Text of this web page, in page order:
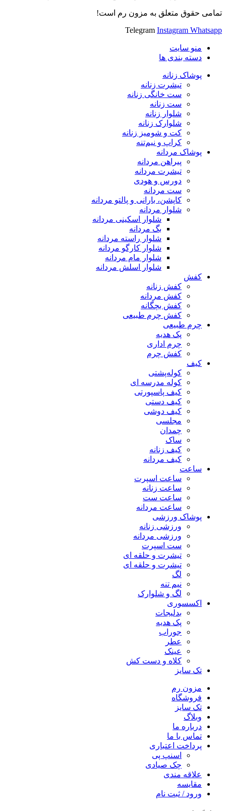
تمامی حقوق متعلق به مزون رم است!
Telegram Instagram Whatsapp
منو سایت
دسته بندی ها
پوشاک زنانه
تیشرت زنانه
ست خانگی زنانه
ست زنانه
شلوار زنانه
شلوارک زنانه
کت و شومیز زنانه
کراپ و نیم‌تنه
پوشاک مردانه
پیراهن مردانه
تیشرت مردانه
دورس و هودی
ست مردانه
کاپشن، بارانی و پالتو مردانه
شلوار مردانه
شلوار اسکینی مردانه
بگ مردانه
شلوار راسته مردانه
شلوار کارگو مردانه
شلوار مام مردانه
شلوار اسلش مردانه
کفش
کفش زنانه
کفش مردانه
کفش بچگانه
کفش چرم طبیعی
چرم طبیعی
پک هدیه
چرم اداری
کفش چرم
کیف
کوله‌پشتی
کوله مدرسه ای
کیف پاسپورتی
کیف دستی
کیف دوشی
مجلسی
چمدان
ساک
کیف زنانه
کیف مردانه
ساعت
ساعت اسپرت
ساعت زنانه
ساعت ست
ساعت مردانه
پوشاک ورزشی
ورزشی زنانه
ورزشی مردانه
ست اسپرت
تیشرت و حلقه ای
تیشرت و حلقه ای
لگ
نیم تنه
لگ و شلوارک
اکسسوری
بدلیجات
پک هدیه
جوراب
عطر
عینک
کلاه و دست کش
تک سایز
مزون رم
فروشگاه
تک سایز
وبلاگ
درباره ما
تماس با ما
پرداخت اعتباری
اسنپ پی
چک صیادی
علاقه مندی
مقايسه
ورود / ثبت نام